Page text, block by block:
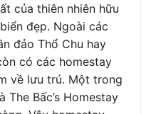
của thiên nhiên hữu
đẹp. Ngoài các
đảo Thổ Chu hay
có các homestay
về lưu trú. Một trong
Bấc’s Homestay